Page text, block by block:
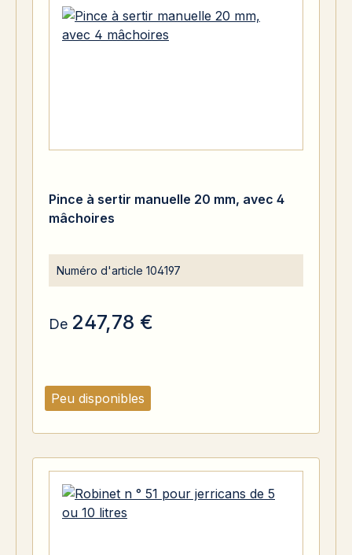
Peu disponibles
Pince à sertir manuelle 20 mm, avec 4
mâchoires
Numéro d'article 104197
De 247,78 €